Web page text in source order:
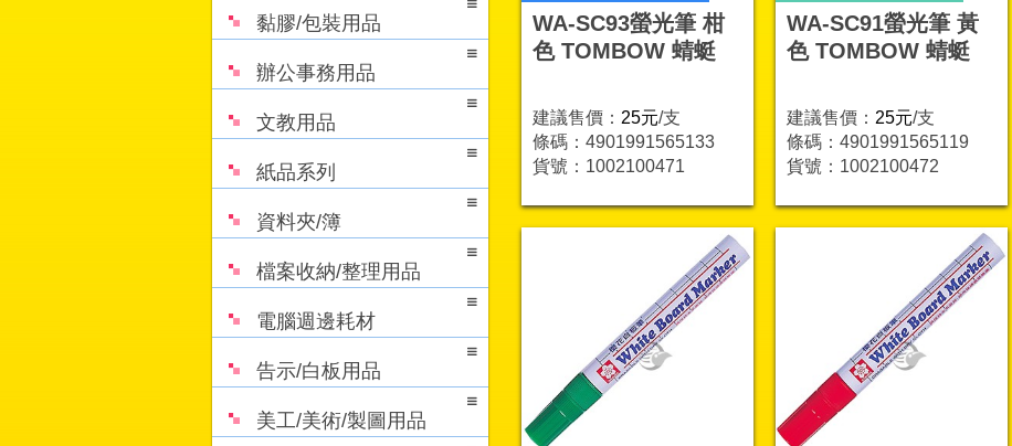
黏膠/包裝用品
辦公事務用品
文教用品
紙品系列
資料夾/簿
檔案收納/整理用品
電腦週邊耗材
告示/白板用品
美工/美術/製圖用品
WA-SC93螢光筆 柑
色 TOMBOW 蜻蜓
建議售價： 25元/支
條碼：4901991565133
貨號：1002100471
WA-SC91螢光筆 黃
色 TOMBOW 蜻蜓
建議售價： 25元/支
條碼：4901991565119
貨號：1002100472